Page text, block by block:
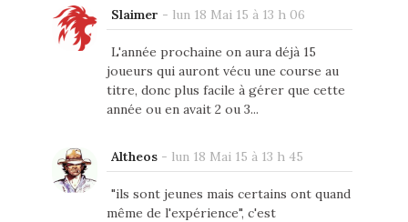
Slaimer - lun 18 Mai 15 à 13 h 06
L'année prochaine on aura déjà 15
joueurs qui auront vécu une course au
titre, donc plus facile à gérer que cette
année ou en avait 2 ou 3...
Altheos- lun 18 Mai 15 à 13 h 45
"ils sont jeunes mais certains ont quand
même de l'expérience", c'est